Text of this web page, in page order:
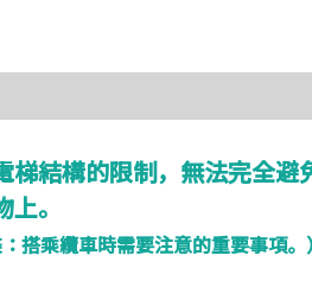
結構的限制，無法完全避
。
搭乘纜車時需要注意的重要事項。）